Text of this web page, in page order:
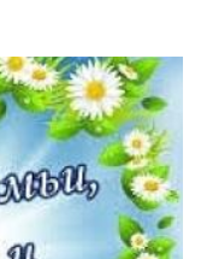
которым предстоит
нашей великой